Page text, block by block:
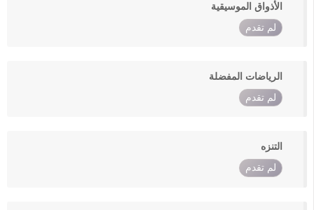
الأذواق الموسيقية
لم تقدم
الرياضات المفضلة
لم تقدم
التنزه
لم تقدم